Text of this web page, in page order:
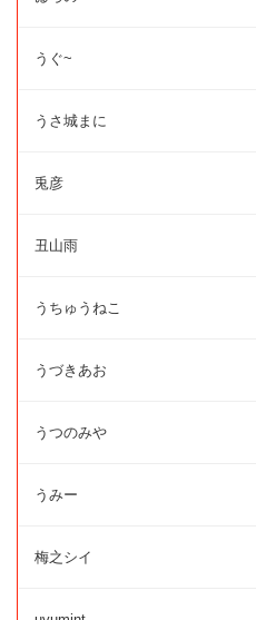
うぐ~
うさ城まに
兎彦
丑山雨
うちゅうねこ
うづきあお
うつのみや
うみー
梅之シイ